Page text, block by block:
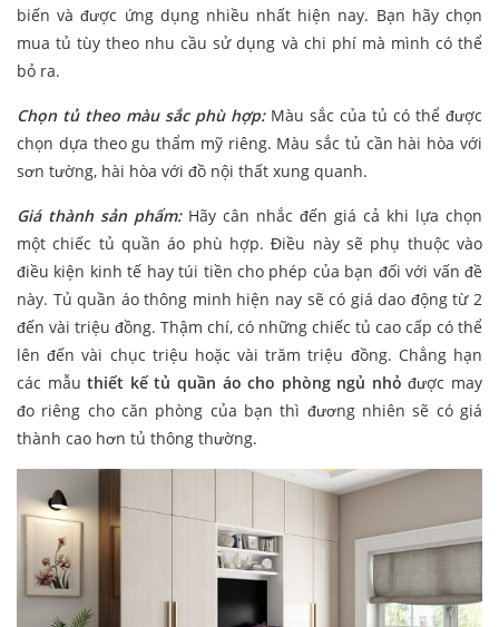
biến và được ứng dụng nhiều nhất hiện nay. Bạn hãy chọn
mua tủ tùy theo nhu cầu sử dụng và chi phí mà mình có thể
bỏ ra.
Chọn tủ theo màu sắc phù hợp:Màu sắc của tủ có thể được
chọn dựa theo gu thẩm mỹ riêng. Màu sắc tủ cần hài hòa với
sơn tường, hài hòa với đồ nội thất xung quanh.
Giá thành sản phẩm:Hãy cân nhắc đến giá cả khi lựa chọn
một chiếc tủ quần áo phù hợp. Điều này sẽ phụ thuộc vào
điều kiện kinh tế hay túi tiền cho phép của bạn đối với vấn đề
này. Tủ quần áo thông minh hiện nay sẽ có giá dao động từ 2
đến vài triệu đồng. Thậm chí, có những chiếc tủ cao cấp có thể
lên đến vài chục triệu hoặc vài trăm triệu đồng. Chẳng hạn
các mẫuthiết kế tủ quần áo cho phòng ngủ nhỏ được may
đo riêng cho căn phòng của bạn thì đương nhiên sẽ có giá
thành cao hơn tủ thông thường.